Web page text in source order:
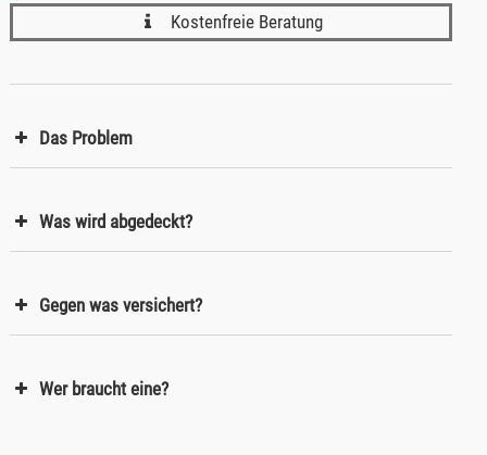
Kostenfreie Beratung
Das Problem
Was wird abgedeckt?
Gegen was versichert?
Wer braucht eine?